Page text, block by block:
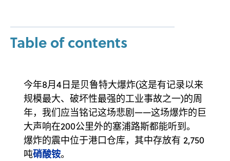
Table of contents
今年8月4日是贝鲁特大爆炸(这是有记录以来
规模最大、破坏性最强的工业事故之一)的周
年，我们应当铭记这场悲剧——这场爆炸的巨
大声响在200公里外的塞浦路斯都能听到。
爆炸的震中位于港口仓库，其中存放有 2,750
吨硝酸铵。